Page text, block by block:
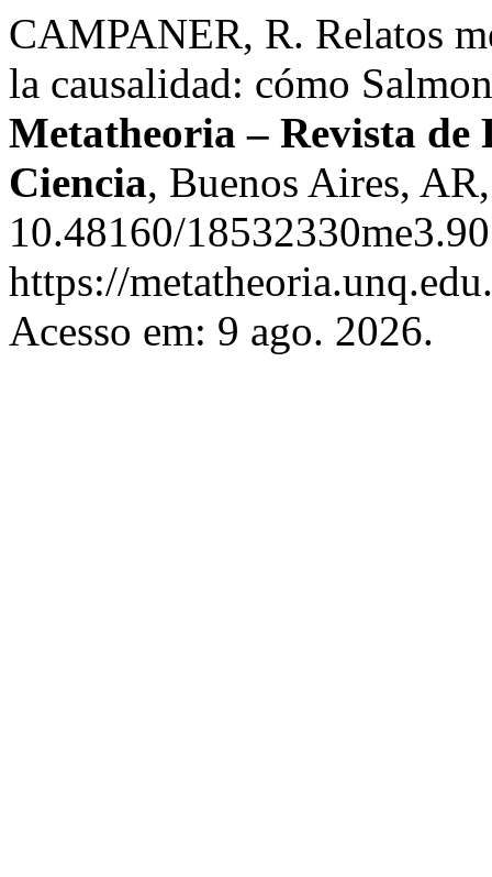
CAMPANER, R. Relatos
la causalidad: cómo
Metatheoria – Revista
Ciencia, Buenos Aires,
10.48160/
https://
Acesso em: 9 ago. 2026.